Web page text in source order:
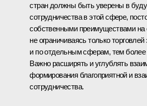
стран должны быть уверены в
сотрудничества в этой сфере,
собственными преимуществами на
не ограничиваясь только
и по отдельным сферам, тем
Важно расширять и углублять
формирования благоприятной и
сотрудничества.